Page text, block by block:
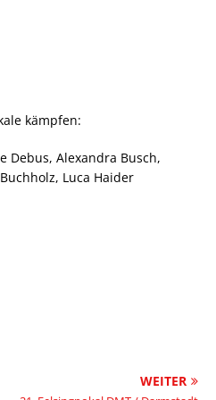
kämpfen:
Debus, Alexandra Busch,
Luca Haider
WEITER